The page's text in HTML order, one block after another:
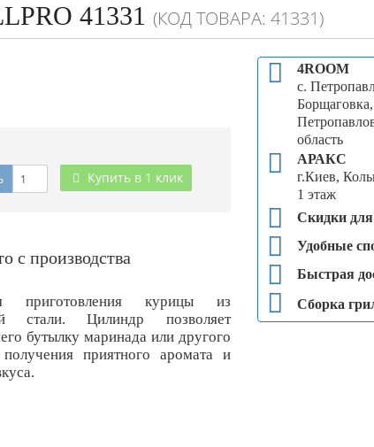
41331 (КОД ТОВАРА: 41331)
Купить в 1 клик
с производства
приготовления курицы из
стали. Цилиндр позволяет
бутылку маринада или другого
приятного аромата и
4ROOM
с.
Борщаговка,
область
АРАКС
г.Киев,
1 этаж
Скидки
Удобные
Быстрая
Сборка